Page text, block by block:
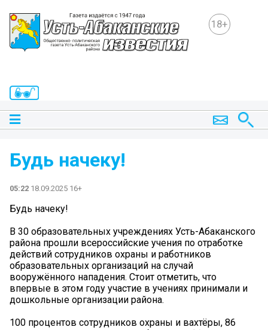
18+
Будь начеку!
05:22 18.09.2025 16+
Будь начеку!
В 30 образовательных учреждениях Усть-Абаканского
района прошли всероссийские учения по отработке
действий сотрудников охраны и работников
образовательных организаций на случай
вооружённого нападения. Стоит отметить, что
впервые в этом году участие в учениях принимали и
дошкольные организации района.
100 процентов сотрудников охраны и вахтёры, 86